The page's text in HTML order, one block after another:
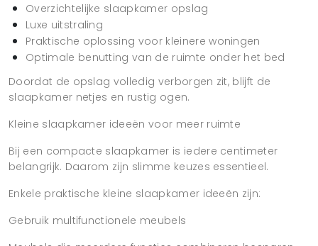
Overzichtelijke slaapkamer opslag
Luxe uitstraling
Praktische oplossing voor kleinere woningen
Optimale benutting van de ruimte onder het bed
Doordat de opslag volledig verborgen zit, blijft de
slaapkamer netjes en rustig ogen.
Kleine slaapkamer ideeën voor meer ruimte
Bij een compacte slaapkamer is iedere centimeter
belangrijk. Daarom zijn slimme keuzes essentieel.
Enkele praktische kleine slaapkamer ideeën zijn:
Gebruik multifunctionele meubels